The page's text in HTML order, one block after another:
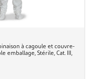
à cagoule et couvre-
emballage, Stérile, Cat. III,